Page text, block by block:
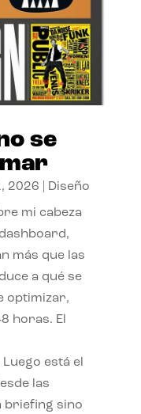
se
2026 Diseño
mi cabeza
más que las
a qué se
optimizar,
horas. El
está el
las
briefing sino